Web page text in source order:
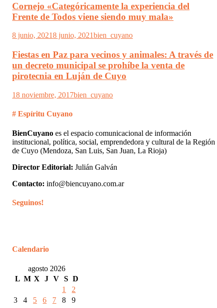
Cornejo «Categóricamente la experiencia del
Frente de Todos viene siendo muy mala»
8 junio, 20218 junio, 2021bien_cuyano
Fiestas en Paz para vecinos y animales: A través de
un decreto municipal se prohíbe la venta de
pirotecnia en Luján de Cuyo
18 noviembre, 2017bien_cuyano
# Espíritu Cuyano
BienCuyano es el espacio comunicacional de información
institucional, política, social, emprendedora y cultural de la Región
de Cuyo (Mendoza, San Luis, San Juan, La Rioja)
Director Editorial: Julián Galván
Contacto: info@biencuyano.com.ar
Seguinos!
Calendario
agosto 2026
L M X J V S D
1
2
3
4 5 6 7 8
9